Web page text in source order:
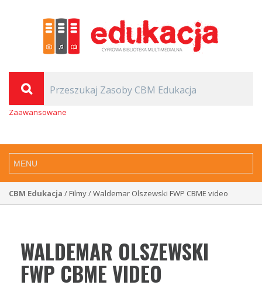
Zaawansowane
CBM Edukacja / Filmy / Waldemar Olszewski FWP CBME video
WALDEMAR OLSZEWSKI
FWP CBME VIDEO